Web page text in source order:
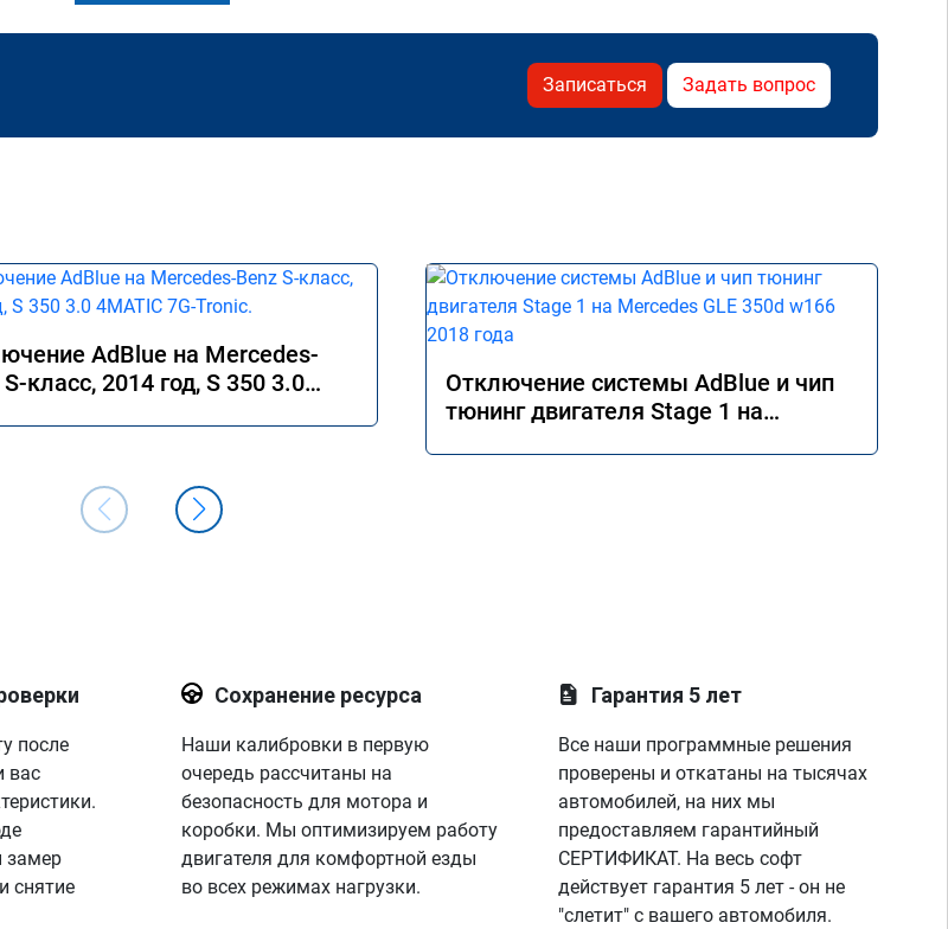
Записаться Задать вопрос
AdBlue на Mercedes-
класс, 2014 год, S 350 3.0
Отключение системы AdBlue и чип
тюнинг двигателя Stage 1 на
после
вас
замер
снятие
Сохранение ресурса
Наши калибровки в первую
очередь рассчитаны на
безопасность для мотора и
коробки. Мы оптимизируем работу
двигателя для комфортной езды
во всех режимах нагрузки.
Гарантия 5 лет
Все наши программные решения
проверены и откатаны на тысячах
автомобилей, на них мы
предоставляем гарантийный
СЕРТИФИКАТ. На весь софт
действует гарантия 5 лет - он не
"слетит" с вашего автомобиля.